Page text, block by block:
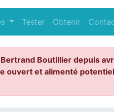
Tester Obtenir
Boutillier depuis
ouvert et alimenté